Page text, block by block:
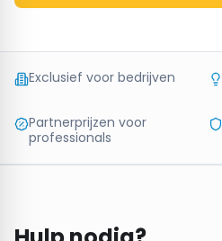
Exclusief voor bedrijven
Partnerprijzen voor
professionals